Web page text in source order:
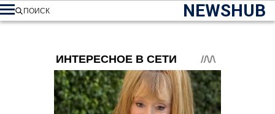
NEWSHUB
ПОИСК